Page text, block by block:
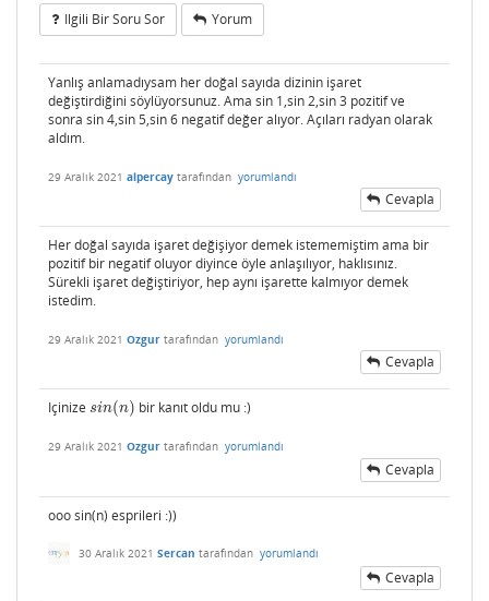
Ilgili Bir Soru Sor Yorum
Yanlış anlamadıysam her doğal sayıda dizinin işaret
değiştirdiğini söylüyorsunuz. Ama sin 1,sin 2,sin 3 pozitif ve
sonra sin 4,sin 5,sin 6 negatif değer alıyor. Açıları radyan olarak
aldım.
29 Aralık 2021 alpercay tarafından yorumlandı
Cevapla
Her doğal sayıda işaret değişiyor demek istememiştim ama bir
pozitif bir negatif oluyor diyince öyle anlaşılıyor, haklısınız.
Sürekli işaret değiştiriyor, hep aynı işarette kalmıyor demek
istedim.
29 Aralık 2021 Ozgur tarafından yorumlandı
Cevapla
Içinize sin(n)
sin(n) bir kanıt oldu mu :)
29 Aralık 2021 Ozgur tarafından yorumlandı
Cevapla
ooo sin(n) esprileri :))
30 Aralık 2021 Sercan tarafından yorumlandı
Cevapla